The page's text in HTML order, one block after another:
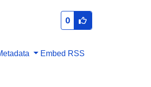
0
Embed RSS